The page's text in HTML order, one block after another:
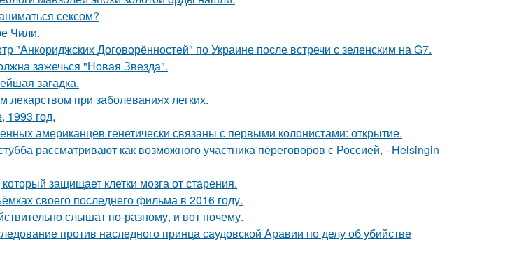
сексом?
Чили.
"Анкориджских Договорённостей" по Украине после встречи с зеленским на G7.
зажечься "Новая Звезда".
загадка.
при заболеваниях легких.
1993 год.
американцев генетически связаны с первыми колонистами: открытие.
рассматривают как возможного участника переговоров с Россией, - Helsingin
защищает клетки мозга от старения.
своего последнего фильма в 2016 году.
слышат по-разному, и вот почему.
против наследного принца саудовской Аравии по делу об убийстве